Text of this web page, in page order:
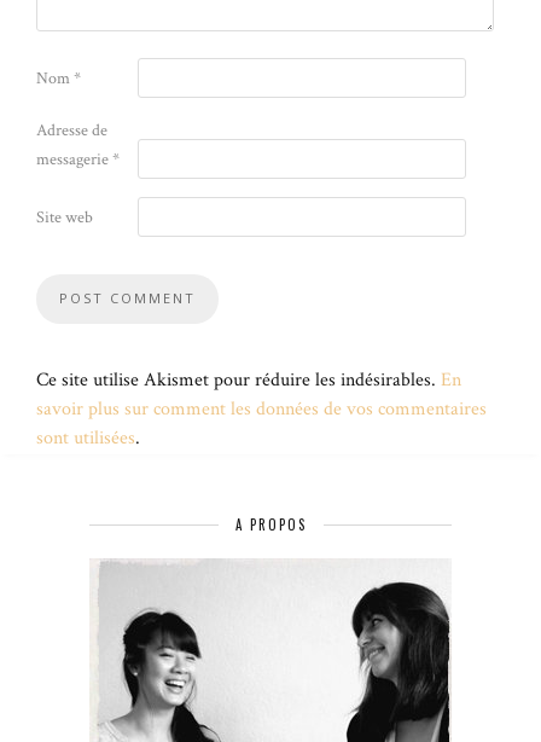
Nom*
Adresse de
messagerie*
Site web
Ce site utilise Akismet pour réduire les indésirables. En
savoir plus sur comment les données de vos commentaires
sont utilisées.
A PROPOS